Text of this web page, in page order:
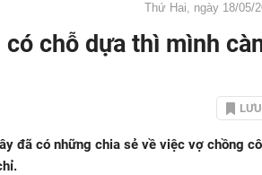
Thứ Hai, ngày 18/05/
có chỗ dựa thì mình
đã có những chia sẻ về việc vợ chồng